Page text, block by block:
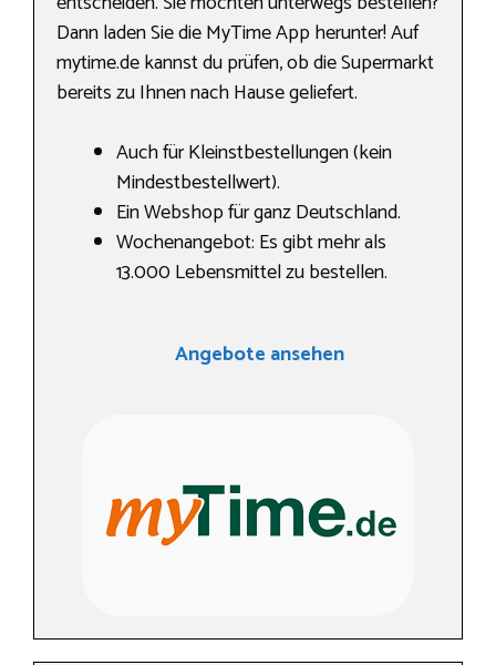
Dann laden Sie die MyTime App herunter! Auf
mytime.de kannst du prüfen, ob die Supermarkt
bereits zu Ihnen nach Hause geliefert.
Auch für Kleinstbestellungen (kein
Mindestbestellwert).
Ein Webshop für ganz Deutschland.
Wochenangebot: Es gibt mehr als
13.000 Lebensmittel zu bestellen.
Angebote ansehen